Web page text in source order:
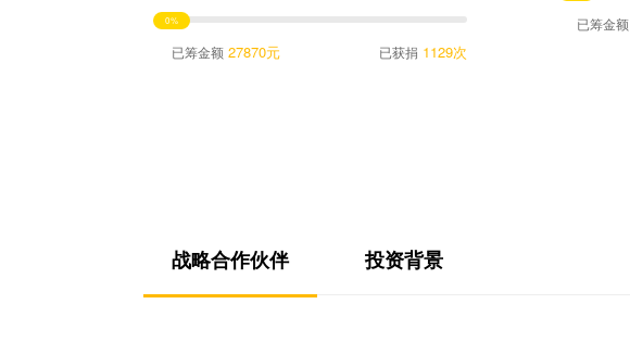
0%
已筹金额 27870元 已获捐 1129次
已筹金额
战略合作伙伴 投资背景